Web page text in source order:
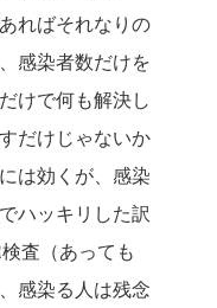
ればそれなりの
感染者数だけを
けで何も解決し
だけじゃないか
は効くが、感染
ハッキリした訳
査（あっても
感染る人は残念